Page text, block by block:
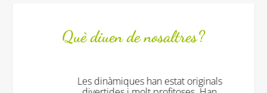
Què diuen de nosaltres?
Les dinàmiques han estat originals